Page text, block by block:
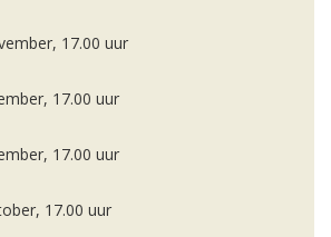
17.00 uur
17.00 uur
17.00 uur
17.00 uur